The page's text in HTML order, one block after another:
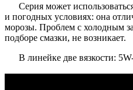
Серия может
и погодных условиях: она
морозы. Проблем с холодным
подборе смазки, не возникает.
В линейке две вязкости: